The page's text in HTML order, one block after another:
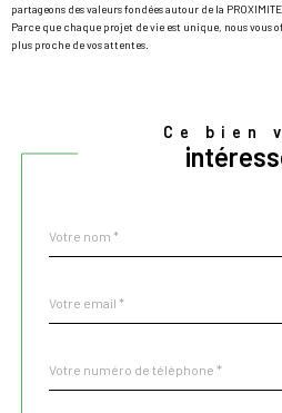
partageons des valeurs fondées autour de la
Parce que chaque projet de vie est unique, nous vous
plus proche de vos attentes.
Ce bien
par
*
*
*